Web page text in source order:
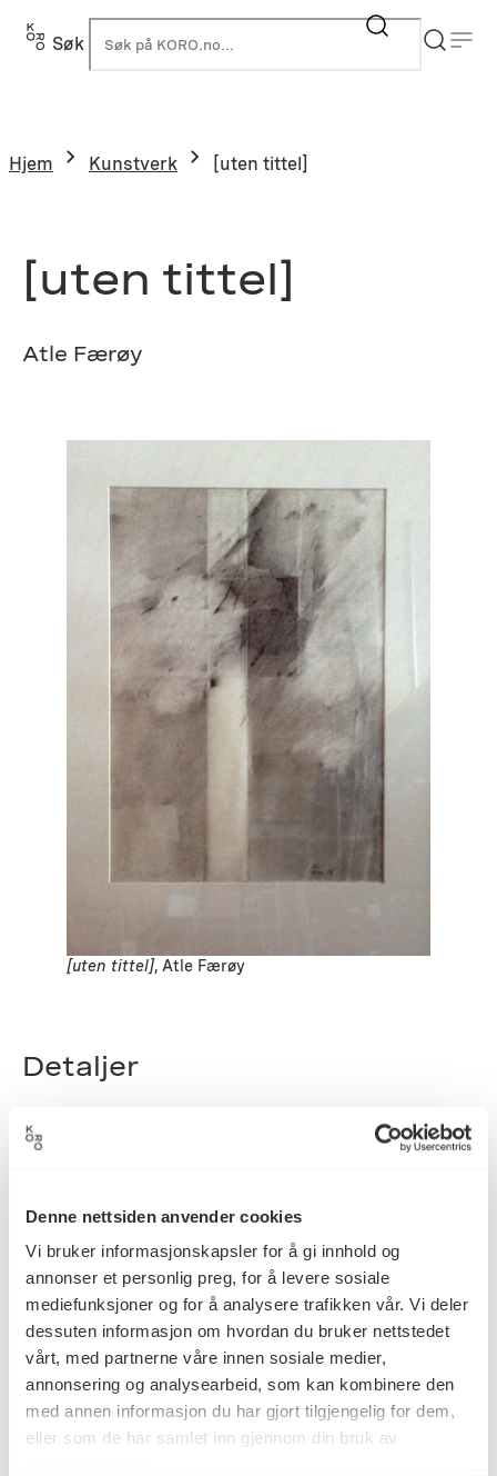
Denne nettsiden anvender cookies
Vi bruker informasjonskapsler for å gi innhold og
annonser et personlig preg, for å levere sosiale
mediefunksjoner og for å analysere trafikken vår. Vi deler
dessuten informasjon om hvordan du bruker nettstedet
vårt, med partnerne våre innen sosiale medier,
annonsering og analysearbeid, som kan kombinere den
med annen informasjon du har gjort tilgjengelig for dem,
eller som de har samlet inn gjennom din bruk av
Hopp
Søk
Hjem Kunstverk [uten tittel]
[uten tittel]
Atle Færøy
[uten tittel], Atle Færøy
Detaljer
Datering
Kunstner Atle Færøy
Kategori Grafikk
materiale
Papir, trykksverte, kull